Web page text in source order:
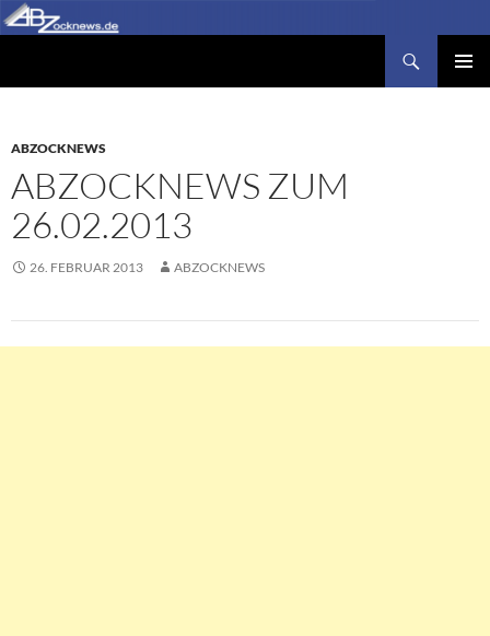
Zum
Inhalt
ABZOCKNEWS
ABZOCKNEWS ZUM
26.02.2013
26. FEBRUAR 2013 ABZOCKNEWS